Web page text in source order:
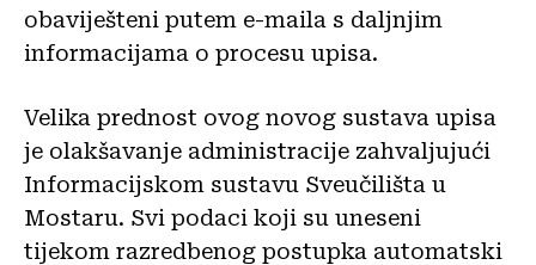
obaviješteni putem e-maila s daljnjim
informacijama o procesu upisa.
Velika prednost ovog novog sustava upisa
je olakšavanje administracije zahvaljujući
Informacijskom sustavu Sveučilišta u
Mostaru. Svi podaci koji su uneseni
tijekom razredbenog postupka automatski